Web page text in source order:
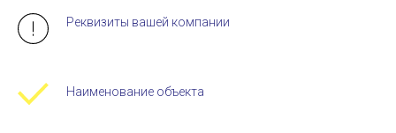
Реквизиты вашей компании
Наименование объекта